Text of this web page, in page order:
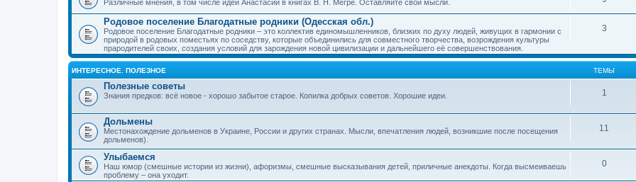
Различные мнения, в том числе идеи Анастасии в книгах В. Н. Мегре. Оставляйте свои мысли.
Родовое поселение Благодатные родники (Одесская обл.)
Родовое поселение Благодатные родники – это коллектив единомышленников, близких по духу людей, живущих в гармонии с
природой в родовых поместьях по соседству, которые объединились для совместного творчества, возрождения культуры
прародителей своих, создания условий для зарождения новой цивилизации и дальнейшего её совершенствования.
3
ИНТЕРЕСНОЕ. ПОЛЕЗНОЕ ТЕМЫ
Полезные советы
Знания предков: всё новое - хорошо забытое старое. Копилка добрых советов. Хорошие идеи. 1
Дольмены
Местонахождение дольменов в Украине, России и других странах. Мысли, впечатления людей, возникшие после посещения
дольменов).
11
Улыбаемся
Наш юмор (смешные истории из жизни), афоризмы, смешные высказывания детей, приличные анекдоты. Когда высмеиваешь
проблему – она уходит.
0